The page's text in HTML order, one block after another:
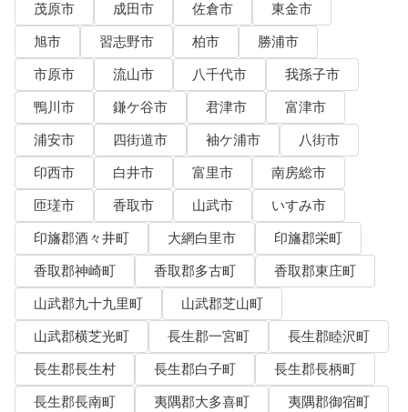
茂原市
成田市 佐倉市
東金市
旭市
習志野市 柏市
勝浦市
市原市
流山市 八千代市
我孫子市
鴨川市
鎌ケ谷市 君津市
富津市
浦安市
四街道市 袖ケ浦市
八街市
印西市
白井市 富里市
南房総市
匝瑳市
香取市 山武市
いすみ市
印旛郡酒々井町
大網白里市
印旛郡栄町
香取郡神崎町
香取郡多古町
香取郡東庄町
山武郡九十九里町
山武郡芝山町
山武郡横芝光町
長生郡一宮町
長生郡睦沢町
長生郡長生村
長生郡白子町
長生郡長柄町
長生郡長南町
夷隅郡大多喜町
夷隅郡御宿町